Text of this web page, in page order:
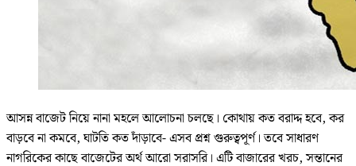
আসন্ন বাজেট নিয়ে নানা মহলে আলোচনা চলছে। কোথায় কত বরাদ্দ হবে, কর
বাড়বে না কমবে, ঘাটতি কত দাঁড়াবে- এসব প্রশ্ন গুরুত্বপূর্ণ। তবে সাধারণ
নাগরিকের কাছে বাজেটের অর্থ আরো সরাসরি। এটি বাজারের খরচ, সন্তানের